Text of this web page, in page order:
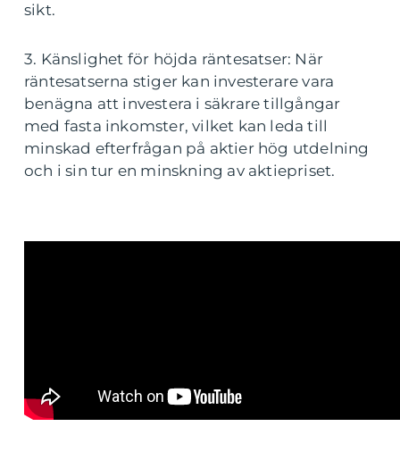
sikt.
3. Känslighet för höjda räntesatser: När
räntesatserna stiger kan investerare vara
benägna att investera i säkrare tillgångar
med fasta inkomster, vilket kan leda till
minskad efterfrågan på aktier hög utdelning
och i sin tur en minskning av aktiepriset.